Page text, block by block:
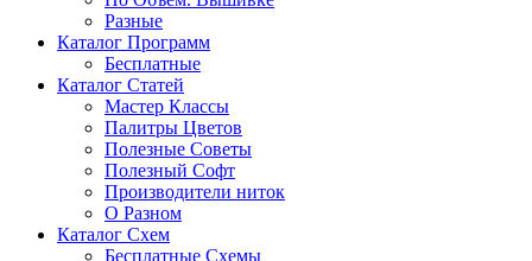
Разные
Каталог Программ
Бесплатные
Каталог Статей
Мастер Классы
Палитры Цветов
Полезные Советы
Полезный Софт
Производители ниток
О Разном
Каталог Схем
Бесплатные Схемы